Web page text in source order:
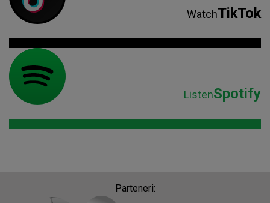
WatchTikTok
ListenSpotify
Parteneri: